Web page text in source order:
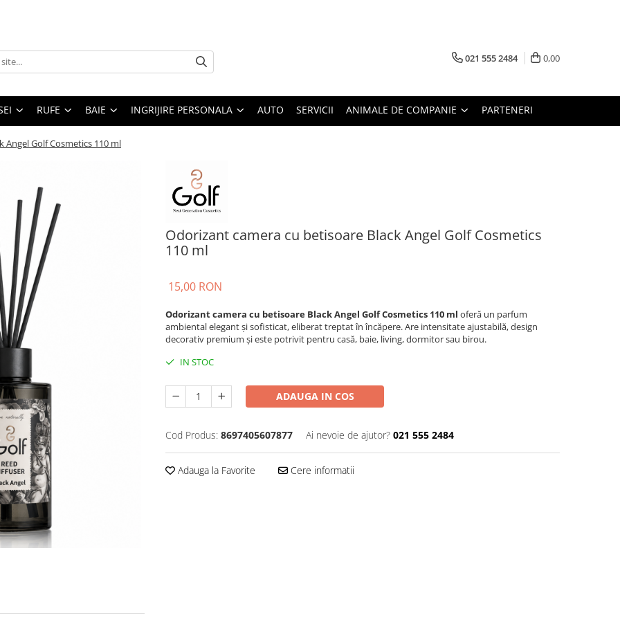
021 555 2484 0,00
RUFE BAIE INGRIJIRE PERSONALA AUTO SERVICII ANIMALE DE COMPANIE PARTENERI
Golf Cosmetics 110 ml
Odorizant camera cu betisoare Black Angel Golf Cosmetics
110 ml
15,00 RON
Odorizant camera cu betisoare Black Angel Golf Cosmetics 110 ml oferă un parfum
ambiental elegant și sofisticat, eliberat treptat în încăpere. Are intensitate ajustabilă, design
decorativ premium și este potrivit pentru casă, baie, living, dormitor sau birou.
IN STOC
ADAUGA IN COS
Cod Produs: 8697405607877 Ai nevoie de ajutor? 021 555 2484
Adauga la Favorite Cere informatii